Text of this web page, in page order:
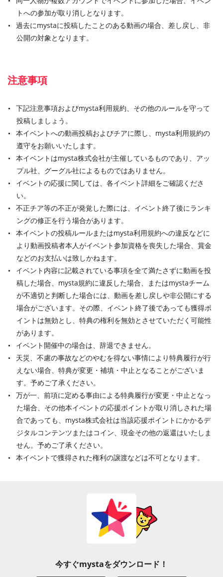
トへの参加が取り消しとなります。
過去にmystaに投稿したことのある動画の場合、差し戻し、非
公開の対象となります。
注意事項
下記注意事項およびmysta利用規約、その他のルールを守って
投稿しましょう。
本イベントへの動画投稿およびチアに際し、mysta利用規約の
遵守をお願いいたします。
本イベントはmysta株式会社が主催しているものであり、アッ
プル社、グーグル社によるものではありません。
イベントの応援に関しては、各イベント詳細をご確認くださ
い。
不正チア等の不正が発覚した際には、イベント終了後にランキ
ングの修正を行う場合があります。
本イベントの投稿ルールまたはmysta利用規約への違反などに
より動画投稿者本人がイベント参加資格を喪失した場合、賞金
などのお支払いは致しかねます。
イベント内容に記載されている事項を全て満たさずに動画を投
稿した場合、mysta規約に違反した場合、またはmystaチーム
が不適切と判断した場合には、動画を差し戻しや非公開にする
場合がございます。その際、イベント終了後であっても獲得ポ
イントは無効とし、特典の権利を無効とさせていただく可能性
があります。
イベント開催中の場合は、辞退できません。
天災、不慮の事故などのやむを得ない事情により特典履行が行
えない場合、特典が変更・補填・中止となることがございま
す。予めご了承ください。
万が一、前項に定める事由による特典履行が変更・中止となっ
た場合、その他本イベントの応援ポイントが取り消しされた場
合であっても、mysta株式会社は当該応援ポイントにかかるデ
ジタルコンテンツまたはコイン、現金その他の返還はいたしま
せん。予めご了承ください。
本イベントで獲得された権利の譲渡などは不可となります。
今すぐmystaをダウンロード！